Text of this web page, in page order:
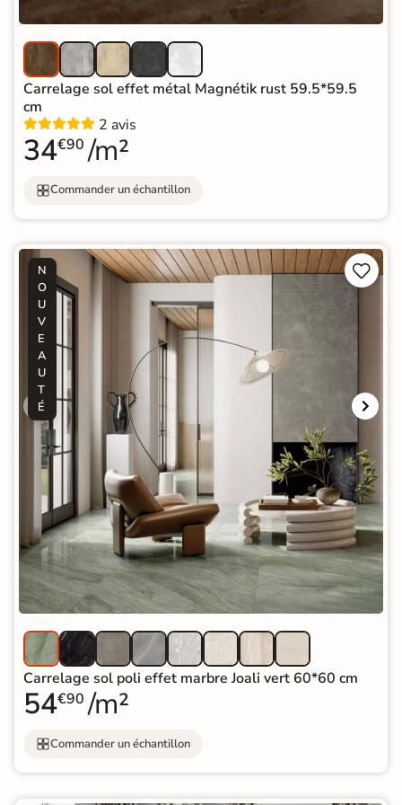
Carrelage sol effet métal Magnétik rust 59.5*59.5
cm
2 avis
34€90 /m²
Commander un échantillon
N
O
U
V
E
A
U
T
É


Carrelage sol poli effet marbre Joali vert 60*60 cm
54€90 /m²
Commander un échantillon